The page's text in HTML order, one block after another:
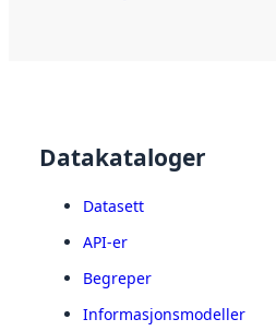
Datakataloger
Datasett
API-er
Begreper
Informasjonsmodeller